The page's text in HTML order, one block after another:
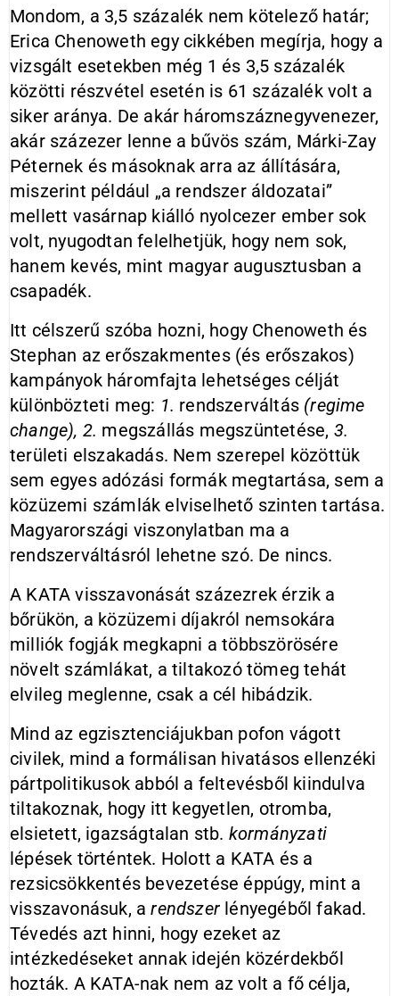
Mondom, a 3,5 százalék nem kötelező határ;
Erica Chenoweth egy cikkében megírja, hogy a
vizsgált esetekben még 1 és 3,5 százalék
közötti részvétel esetén is 61 százalék volt a
siker aránya. De akár háromszáznegyvenezer,
akár százezer lenne a bűvös szám, Márki-Zay
Péternek és másoknak arra az állítására,
miszerint például „a rendszer áldozatai”
mellett vasárnap kiálló nyolcezer ember sok
volt, nyugodtan felelhetjük, hogy nem sok,
hanem kevés, mint magyar augusztusban a
csapadék.
Itt célszerű szóba hozni, hogy Chenoweth és
Stephan az erőszakmentes (és erőszakos)
kampányok háromfajta lehetséges célját
különbözteti meg: 1. rendszerváltás (regime
change), 2. megszállás megszüntetése, 3.
területi elszakadás. Nem szerepel közöttük
sem egyes adózási formák megtartása, sem a
közüzemi számlák elviselhető szinten tartása.
Magyarországi viszonylatban ma a
rendszerváltásról lehetne szó. De nincs.
A KATA visszavonását százezrek érzik a
bőrükön, a közüzemi díjakról nemsokára
milliók fogják megkapni a többszörösére
növelt számlákat, a tiltakozó tömeg tehát
elvileg meglenne, csak a cél hibádzik.
Mind az egzisztenciájukban pofon vágott
civilek, mind a formálisan hivatásos ellenzéki
pártpolitikusok abból a feltevésből kiindulva
tiltakoznak, hogy itt kegyetlen, otromba,
elsietett, igazságtalan stb. kormányzati
lépések történtek. Holott a KATA és a
rezsicsökkentés bevezetése éppúgy, mint a
visszavonásuk, arendszer lényegéből fakad.
Tévedés azt hinni, hogy ezeket az
intézkedéseket annak idején közérdekből
hozták. A KATA-nak nem az volt a fő célja,